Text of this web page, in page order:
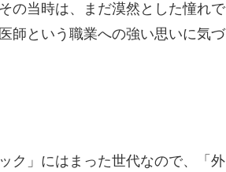
の当時は、まだ漠然とした憧れで
師という職業への強い思いに気づ
ク」にはまった世代なので、「外